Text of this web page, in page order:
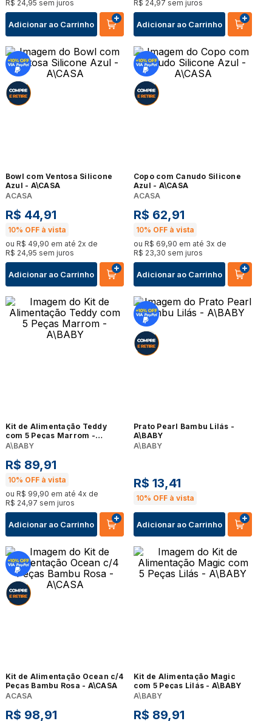
R$ 24,95 sem juros
Adicionar ao Carrinho
R$ 24,97 sem juros
Adicionar ao Carrinho
Bowl com Ventosa Silicone
Azul - A\CASA
ACASA
R$ 44,91
10% OFF à vista
ou R$ 49,90 em até 2x de
R$ 24,95 sem juros
Adicionar ao Carrinho
Copo com Canudo Silicone
Azul - A\CASA
ACASA
R$ 62,91
10% OFF à vista
ou R$ 69,90 em até 3x de
R$ 23,30 sem juros
Adicionar ao Carrinho
Kit de Alimentação Teddy
com 5 Peças Marrom -
A\BABY
A\BABY
R$ 89,91
10% OFF à vista
ou R$ 99,90 em até 4x de
R$ 24,97 sem juros
Adicionar ao Carrinho
Prato Pearl Bambu Lilás -
A\BABY
A\BABY
R$ 13,41
10% OFF à vista
Adicionar ao Carrinho
Kit de Alimentação Ocean c/4
Peças Bambu Rosa - A\CASA
ACASA
R$ 98,91
Kit de Alimentação Magic
com 5 Peças Lilás - A\BABY
A\BABY
R$ 89,91